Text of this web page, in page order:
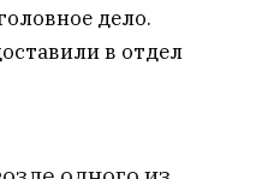
дело.
в отдел